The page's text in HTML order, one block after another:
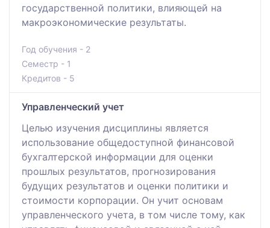
государственной политики, влияющей на
макроэкономические результаты.
Год обучения - 2
Семестр - 1
Кредитов - 5
Управленческий учет
Целью изучения дисциплины является
использование общедоступной финансовой
бухгалтерской информации для оценки
прошлых результатов, прогнозирования
будущих результатов и оценки политики и
стоимости корпорации. Он учит основам
управленческого учета, в том числе тому, как